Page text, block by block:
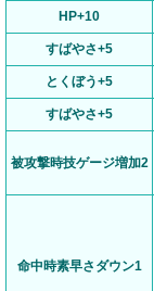
HP+10
すばやさ+5
とくぼう+5
すばやさ+5
被攻撃時技ゲージ増加2
命中時素早さダウン1